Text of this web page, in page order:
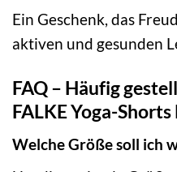
Ein Geschenk, das
aktiven und gesunden
FAQ – Häufig
FALKE Yoga-
Welche Größe soll ich